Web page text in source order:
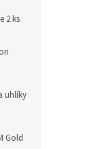
2 ks
uhlíky
Gold